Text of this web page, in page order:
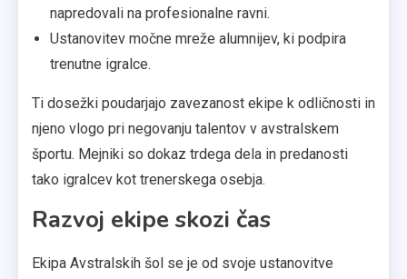
napredovali na profesionalne ravni.
Ustanovitev močne mreže alumnijev, ki podpira
trenutne igralce.
Ti dosežki poudarjajo zavezanost ekipe k odličnosti in
njeno vlogo pri negovanju talentov v avstralskem
športu. Mejniki so dokaz trdega dela in predanosti
tako igralcev kot trenerskega osebja.
Razvoj ekipe skozi čas
Ekipa Avstralskih šol se je od svoje ustanovitve